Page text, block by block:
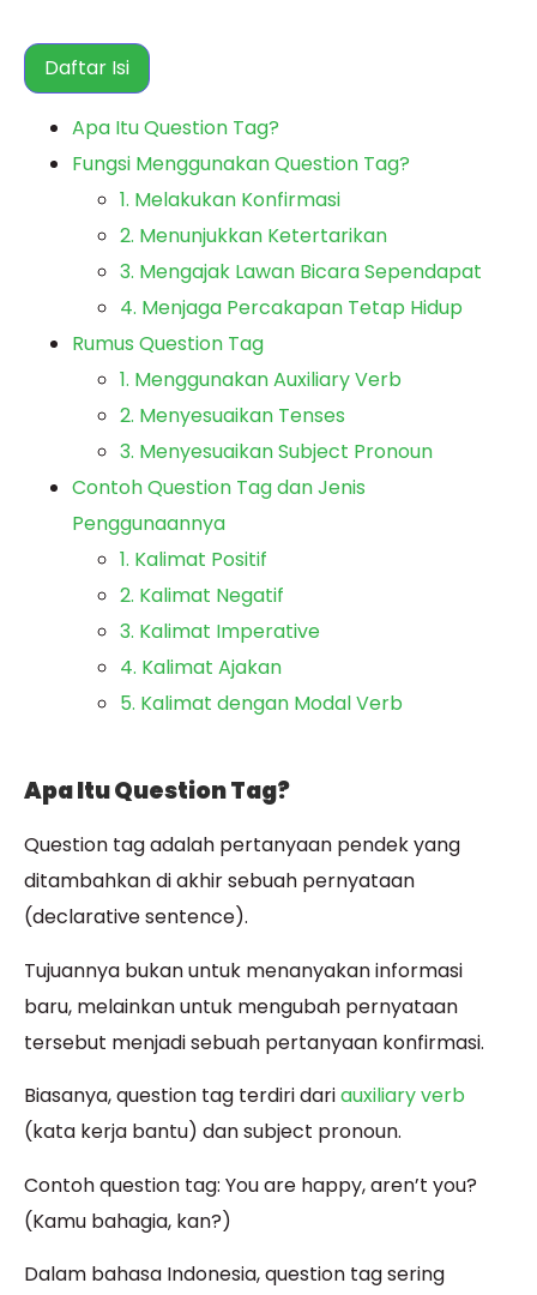
Daftar Isi
Apa Itu Question Tag?
Fungsi Menggunakan Question Tag?
1. Melakukan Konfirmasi
2. Menunjukkan Ketertarikan
3. Mengajak Lawan Bicara Sependapat
4. Menjaga Percakapan Tetap Hidup
Rumus Question Tag
1. Menggunakan Auxiliary Verb
2. Menyesuaikan Tenses
3. Menyesuaikan Subject Pronoun
Contoh Question Tag dan Jenis
Penggunaannya
1. Kalimat Positif
2. Kalimat Negatif
3. Kalimat Imperative
4. Kalimat Ajakan
5. Kalimat dengan Modal Verb
Apa Itu Question Tag?
Question tag adalah pertanyaan pendek yang
ditambahkan di akhir sebuah pernyataan
(declarative sentence).
Tujuannya bukan untuk menanyakan informasi
baru, melainkan untuk mengubah pernyataan
tersebut menjadi sebuah pertanyaan konfirmasi.
Biasanya, question tag terdiri dariauxiliary verb
(kata kerja bantu) dan subject pronoun.
Contoh question tag: You are happy, aren’t you?
(Kamu bahagia, kan?)
Dalam bahasa Indonesia, question tag sering